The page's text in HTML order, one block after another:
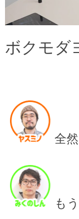
ボクモダ
全
も